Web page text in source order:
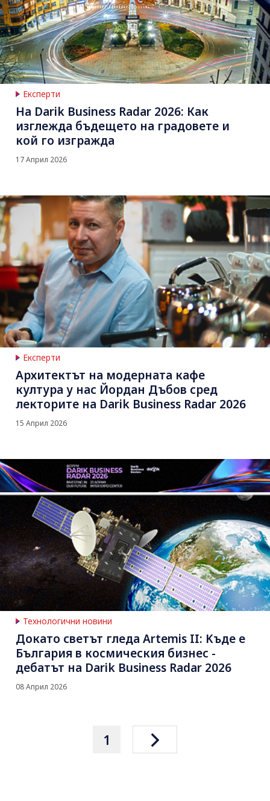
Експерти
На Darik Business Radar 2026: Как
изглежда бъдещето на градовете и
кой го изгражда
17 Април 2026
Експерти
Архитектът на модерната кафе
култура у нас Йордан Дъбов сред
лекторите на Darik Business Radar 2026
15 Април 2026
Технологични новини
Докато светът гледа Artemis II: Kъде е
България в космическия бизнес -
дебатът на Darik Business Radar 2026
08 Април 2026
1